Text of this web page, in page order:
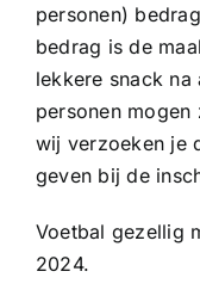
Activiteiten
Business Club
personen)
bedrag is de
lekkere snack
personen
wij verzoeken je
geven bij de
Voetbal gezellig
2024.